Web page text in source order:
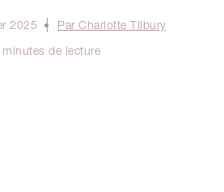
2025
Par Charlotte Tilbury
minutes de lecture